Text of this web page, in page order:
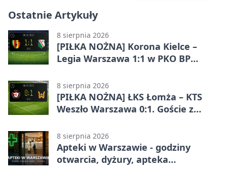
Ostatnie Artykuły
8 sierpnia 2026
[PIŁKA NOŻNA] Korona Kielce –
Legia Warszawa 1:1 w PKO BP
zwycięstwo z rąk
8 sierpnia 2026
[PIŁKA NOŻNA] ŁKS Łomża – KTS
Weszło Warszawa 0:1. Goście z
w Betclic 3. Lidze Grupa 1 (Grupa I)
8 sierpnia 2026
Apteki w Warszawie - godziny
otwarcia, dyżury, apteka